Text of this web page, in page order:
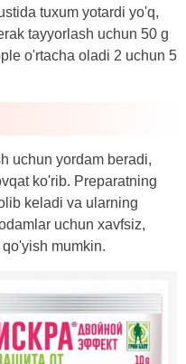
tuxum yotardi yo'q,
tayyorlash uchun 50 g
o'rtacha oladi 2 uchun 5
uchun yordam beradi,
ko'rib. Preparatning
keladi va ularning
uchun xavfsiz,
mumkin.